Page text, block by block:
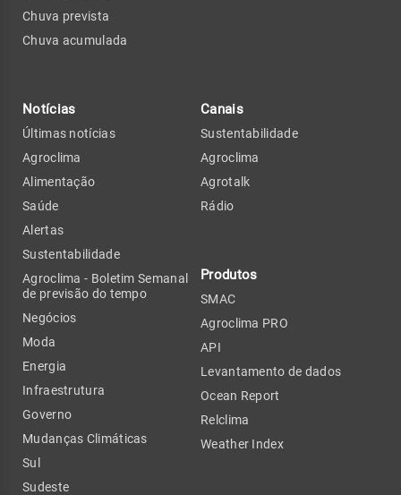
Chuva prevista
Chuva acumulada
Notícias
Últimas notícias
Agroclima
Alimentação
Saúde
Alertas
Sustentabilidade
Agroclima - Boletim Semanal
de previsão do tempo
Negócios
Moda
Energia
Infraestrutura
Governo
Mudanças Climáticas
Sul
Sudeste
Canais
Sustentabilidade
Agroclima
Agrotalk
Rádio
Produtos
SMAC
Agroclima PRO
API
Levantamento de dados
Ocean Report
Relclima
Weather Index